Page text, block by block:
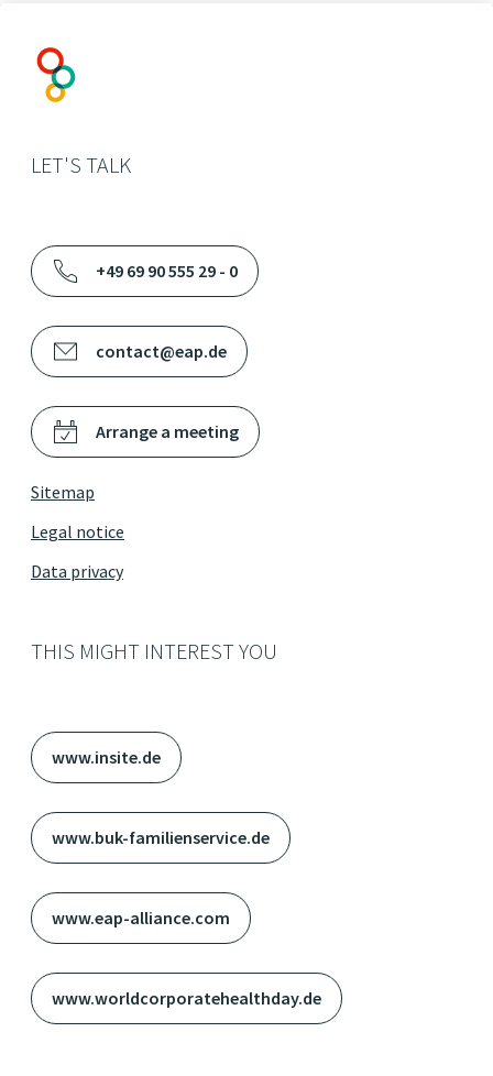
LET'S TALK
+49 69 90 555 29 - 0
contact@eap.de
Arrange a meeting
Sitemap
Legal notice
Data privacy
THIS MIGHT INTEREST YOU
www.insite.de
www.buk-familienservice.de
www.eap-alliance.com
www.worldcorporatehealthday.de